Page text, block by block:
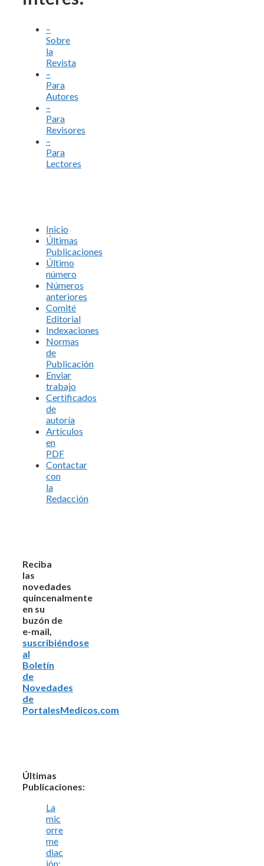
–
Sobre
la
Revista
–
Para
Autores
–
Para
Revisores
–
Para
Lectores
Inicio
Últimas
Publicaciones
Último
número
Números
anteriores
Comité
Editorial
Indexaciones
Normas
de
Publicación
Enviar
trabajo
Certificados
de
autoría
Artículos
en
PDF
Contactar
con
la
Redacción
Reciba
las
novedades
quincenalmente
en su
buzón de
e-mail,
suscribiéndose
al
Boletín
de
Novedades
de
PortalesMedicos.com
Últimas
Publicaciones:
La
mic
orre
me
diac
ión: